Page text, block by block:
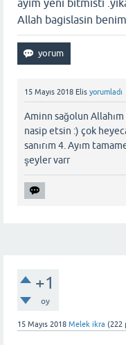
ayim yeni bitmisti
Allah bagislasin
15 Mayıs 2018 Elis yorumladı
Aminn sağolun
nasip etsin :) çok
sanırım 4. Ayım
şeyler varr
+1
oy
15 Mayıs 2018 Melek ikra (222